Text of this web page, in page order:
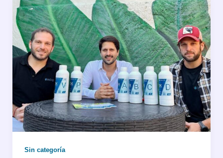
Sin categoría